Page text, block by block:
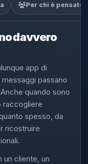
Per chi è pensato
davvero
app di
passano
quando sono
raccogliere
spesso, da
ricostruire
un cliente, un